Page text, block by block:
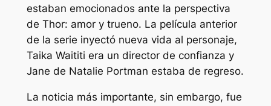
estaban emocionados ante la perspectiva
de Thor: amor y trueno. La película anterior
de la serie inyectó nueva vida al personaje,
Taika Waititi era un director de confianza y
Jane de Natalie Portman estaba de regreso.
La noticia más importante, sin embargo, fue